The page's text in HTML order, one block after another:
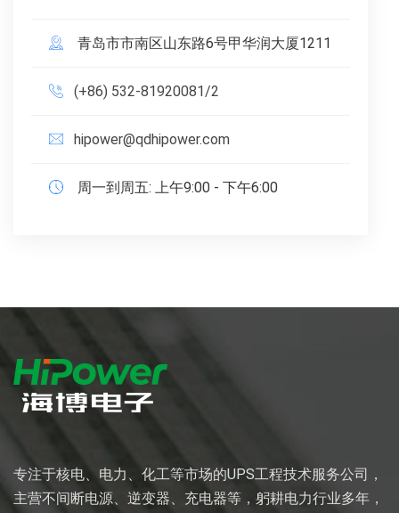
青岛市市南区山东路6号甲华润大厦1211
(+86) 532-81920081/2
hipower@qdhipower.com
周一到周五: 上午9:00 - 下午6:00
专注于核电、电力、化工等市场的UPS工程技术服务公司，
主营不间断电源、逆变器、充电器等，躬耕电力行业多年，